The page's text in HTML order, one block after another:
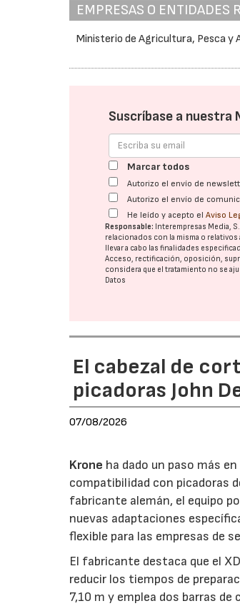
EMPRESAS O ENTIDADES
Ministerio de Agricultura, Pesca y
Suscríbase a nuestra
Marcar todos
Autorizo el envío de
Autorizo el envío de
He leído y acepto elAviso
Responsable: Interempresas Media,
relacionados con la misma o
llevar a cabo las finalidades
Acceso, rectificación, oposición,
considera que el tratamiento no se
Datos
El cabezal de
picadoras John
07/08/2026
Krone ha dado un paso más
compatibilidad con picadoras
fabricante alemán, el equipo
nuevas adaptaciones
flexible para las empresas de
El fabricante destaca que el
reducir los tiempos de
7,10 m y emplea dos barras